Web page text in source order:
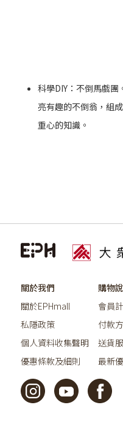
科學DIY：不倒馬戲
亮有趣的不倒翁，組
重心的知識。
關於我們
關於EPHmall
私隱政策
個人資料收集聲明
優惠條款及細則
購物
會員
付款
送貨
最新